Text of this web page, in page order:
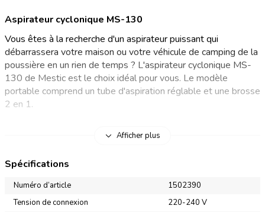
Aspirateur cyclonique MS-130
Vous êtes à la recherche d'un aspirateur puissant qui
débarrassera votre maison ou votre véhicule de camping de la
poussière en un rien de temps ? L'aspirateur cyclonique MS-
130 de Mestic est le choix idéal pour vous. Le modèle
portable comprend un tube d'aspiration réglable et une brosse
2 en 1.
Aspirateur portable avec différents embouts
Gardez votre véhicule de camping propre tout au long de vos
vacances avec l'aspirateur cyclonique Mestic MS-130.
Branchez l'aspirateur sur une prise 220-240V et la pièce sera
propre en un rien de temps. L'aspirateur compact Mestic MS-
Afficher plus
Spécifications
Numéro d’article
1502390
Tension de connexion
220-240 V